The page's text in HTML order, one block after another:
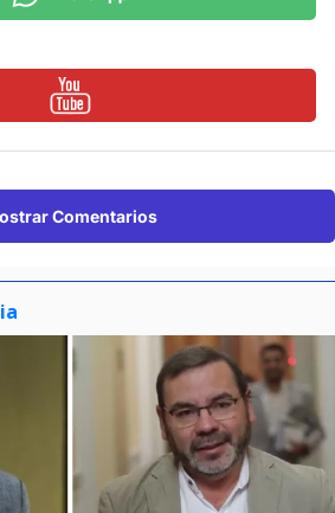
Comentarios